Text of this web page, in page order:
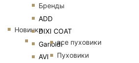
Бренды
ADD
DIXI COAT
Garioldi
AVI
Новинки
все пуховики
Пуховики